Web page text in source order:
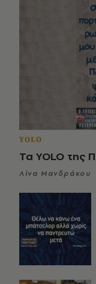
YOLO
Τα YOLO της
Λίνα Μανδράκου